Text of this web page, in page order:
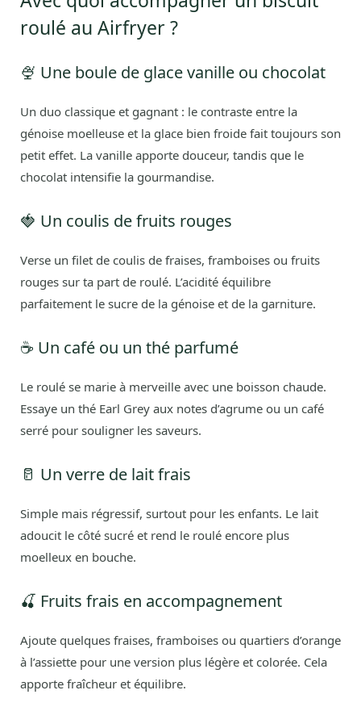
roulé au Airfryer ?
🍨 Une boule de glace vanille ou chocolat
Un duo classique et gagnant : le contraste entre la
génoise moelleuse et la glace bien froide fait toujours son
petit effet. La vanille apporte douceur, tandis que le
chocolat intensifie la gourmandise.
🍓 Un coulis de fruits rouges
Verse un filet de coulis de fraises, framboises ou fruits
rouges sur ta part de roulé. L’acidité équilibre
parfaitement le sucre de la génoise et de la garniture.
☕ Un café ou un thé parfumé
Le roulé se marie à merveille avec une boisson chaude.
Essaye un thé Earl Grey aux notes d’agrume ou un café
serré pour souligner les saveurs.
🥛 Un verre de lait frais
Simple mais régressif, surtout pour les enfants. Le lait
adoucit le côté sucré et rend le roulé encore plus
moelleux en bouche.
🍒 Fruits frais en accompagnement
Ajoute quelques fraises, framboises ou quartiers d’orange
à l’assiette pour une version plus légère et colorée. Cela
apporte fraîcheur et équilibre.